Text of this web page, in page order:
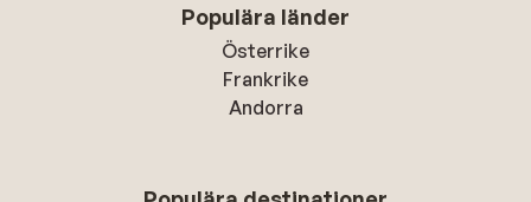
Populära länder
Österrike
Frankrike
Andorra